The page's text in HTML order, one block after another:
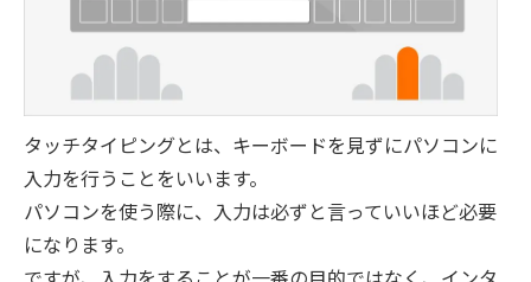
タッチタイピングとは、キーボードを見ずにパソコンに
入力を行うことをいいます。
パソコンを使う際に、入力は必ずと言っていいほど必要
になります。